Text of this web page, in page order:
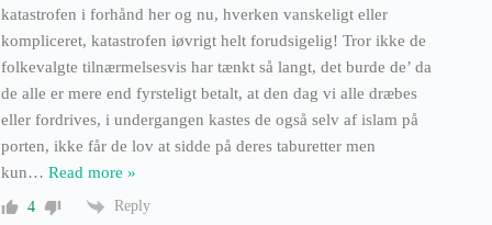
katastrofen i forhånd her og nu, hverken vanskeligt eller
kompliceret, katastrofen iøvrigt helt forudsigelig! Tror ikke de
folkevalgte tilnærmelsesvis har tænkt så langt, det burde de’ da
de alle er mere end fyrsteligt betalt, at den dag vi alle dræbes
eller fordrives, i undergangen kastes de også selv af islam på
porten, ikke får de lov at sidde på deres taburetter men
kun… Read more »
4 Reply